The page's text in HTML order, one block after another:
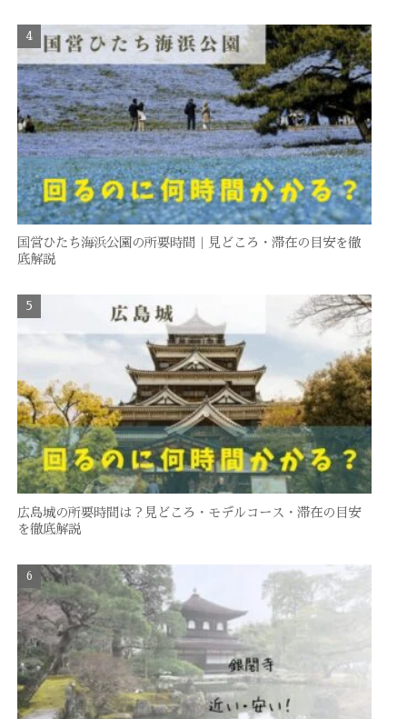
国営ひたち海浜公園の所要時間｜見どころ・滞在の目安を徹
底解説
広島城の所要時間は？見どころ・モデルコース・滞在の目安
を徹底解説